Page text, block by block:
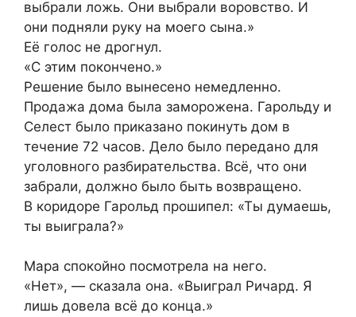
выбрали ложь. Они выбрали воровство. И
они подняли руку на моего сына.»
Её голос не дрогнул.
«С этим покончено.»
Решение было вынесено немедленно.
Продажа дома была заморожена. Гарольду и
Селест было приказано покинуть дом в
течение 72 часов. Дело было передано для
уголовного разбирательства. Всё, что они
забрали, должно было быть возвращено.
В коридоре Гарольд прошипел: «Ты думаешь,
ты выиграла?»
Мара спокойно посмотрела на него.
«Нет», — сказала она. «Выиграл Ричард. Я
лишь довела всё до конца.»